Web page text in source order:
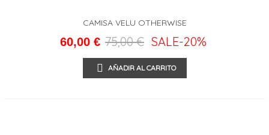
CAMISA VELU OTHERWISE
60,00 € 75,00 € SALE-20%
AÑADIR AL CARRITO